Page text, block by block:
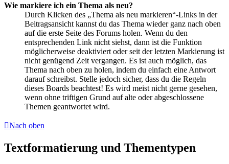
Wie markiere ich ein Thema als neu?
Durch Klicken des „Thema als neu markieren“-Links in der
Beitragsansicht kannst du das Thema wieder ganz nach oben
auf die erste Seite des Forums holen. Wenn du den
entsprechenden Link nicht siehst, dann ist die Funktion
möglicherweise deaktiviert oder seit der letzten Markierung ist
nicht genügend Zeit vergangen. Es ist auch möglich, das
Thema nach oben zu holen, indem du einfach eine Antwort
darauf schreibst. Stelle jedoch sicher, dass du die Regeln
dieses Boards beachtest! Es wird meist nicht gerne gesehen,
wenn ohne triftigen Grund auf alte oder abgeschlossene
Themen geantwortet wird.
Nach oben
Textformatierung und Thementypen